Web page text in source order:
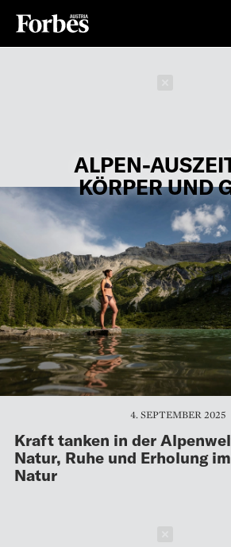
ALPEN-
KÖRPER UND
4. SEPTEMBER 2025
Kraft tanken in der
Natur, Ruhe und Erholung
Natur